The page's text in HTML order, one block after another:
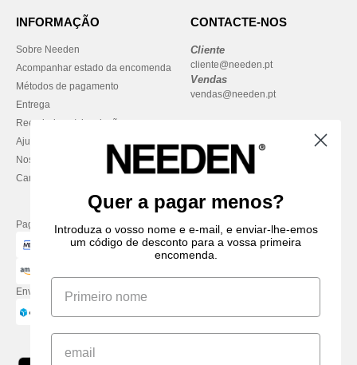
INFORMAÇÃO
Sobre Needen
Acompanhar estado da encomenda
Métodos de pagamento
Entrega
Reembolsos / devoluções
Ajuda & FAQs
Nossos compromissos
Carreiras
CONTACTE-NOS
Cliente
cliente@needen.pt
Vendas
vendas@needen.pt
Pague com
Enviamos com
Quer a pagar menos?
Introduza o vosso nome e e-mail, e enviar-lhe-emos
um código de desconto para a vossa primeira
encomenda.